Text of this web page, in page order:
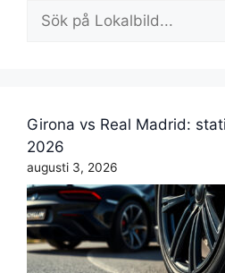
Sök
Girona vs Real Madrid:
2026
augusti 3, 2026